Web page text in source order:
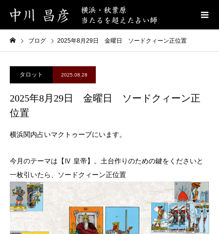
ブログ 2025年8月29日 金曜日 ソードクィーン正位置
タロット 2025.08.28
2025年8月29日 金曜日 ソードクィーン正
位置
横浜関内占いマクトゥーブにいます。
今月のテーマは【Ⅳ 皇帝】。土台作りのための鍵をくださいと
一枚引いたら、ソードクィーン正位置